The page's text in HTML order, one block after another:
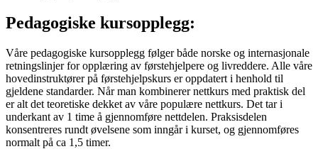
Pedagogiske kursopplegg:
Våre pedagogiske kursopplegg følger både norske og internasjonale
retningslinjer for opplæring av førstehjelpere og livreddere. Alle våre
hovedinstruktører på førstehjelpskurs er oppdatert i henhold til
gjeldene standarder. Når man kombinerer nettkurs med praktisk del
er alt det teoretiske dekket av våre populære nettkurs. Det tar i
underkant av 1 time å gjennomføre nettdelen. Praksisdelen
konsentreres rundt øvelsene som inngår i kurset, og gjennomføres
normalt på ca 1,5 timer.